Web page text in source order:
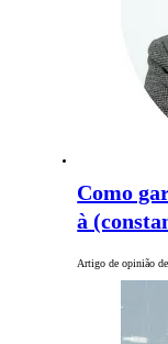
Como
à
Artigo de opinião